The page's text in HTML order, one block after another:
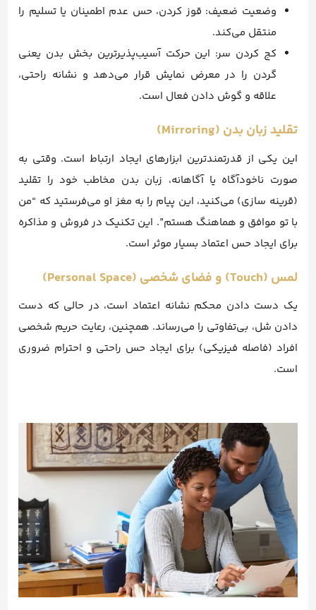
وضعیت ضعیف: قوز کردن، حس عدم اطمینان یا تسلیم را
منتقل می‌کند.
کج کردن سر: این حرکت آسیب‌پذیرترین بخش بدن یعنی
گردن را در معرض نمایش قرار می‌دهد و نشانه راحتی،
علاقه و گوش دادن فعال است.
تقلید زبان بدن (Mirroring)
این یکی از قدرتمندترین ابزارهای ایجاد ارتباط است. وقتی به
صورت ناخودآگاه یا آگاهانه، زبان بدن مخاطب خود را تقلید
(قرینه سازی) می‌کنید، این پیام را به مغز او می‌فرستید که “من
با تو موافق و هماهنگ هستم”. این تکنیک در فروش و مذاکره
برای ایجاد حس اعتماد بسیار موثر است.
لمس (Touch) و فضای شخصی (Personal Space)
یک دست دادن محکم نشانه اعتماد است، در حالی که دست
دادن شل، بی‌تفاوتی را می‌رساند. همچنین، رعایت حریم شخصی
افراد (فاصله فیزیکی) برای ایجاد حس راحتی و احترام ضروری
است.